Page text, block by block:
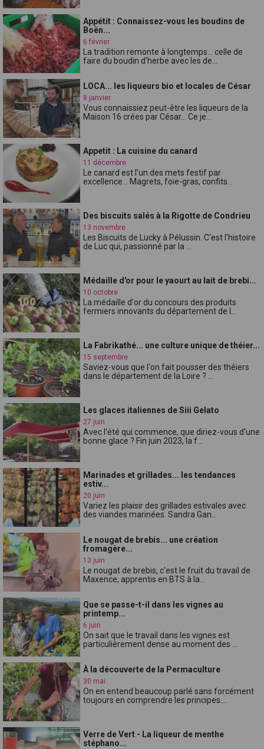
Appétit : Connaissez-vous les boudins de
Boën...
6 février
La tradition remonte à longtemps... celle de
faire du boudin d'herbe avec les de...
LOCA... les liqueurs bio et locales de César
8 janvier
Vous connaissiez peut-être les liqueurs de la
Maison 16 crées par César... Ce je...
Appetit : La cuisine du canard
11 décembre
Le canard est l'un des mets festif par
excellence... Magrets, foie-gras, confits...
Des biscuits salés à la Rigotte de Condrieu
13 novembre
Les Biscuits de Lucky à Pélussin. C'est l'histoire
de Luc qui, passionné par la ...
Médaille d'or pour le yaourt au lait de brebi...
10 octobre
La médaille d'or du concours des produits
fermiers innovants du département de l...
La Fabrikathé... une culture unique de théier...
15 septembre
Saviez-vous que l'on fait pousser des théiers
dans le département de la Loire ? ...
Les glaces italiennes de Siii Gelato
27 juin
Avec l'été qui commence, que diriez-vous d'une
bonne glace ? Fin juin 2023, la f...
Marinades et grillades... les tendances
estiv...
20 juin
Variez les plaisir des grillades estivales avec
des viandes marinées. Sandra Gan...
Le nougat de brebis... une création
fromagère...
13 juin
Le nougat de brebis, c'est le fruit du travail de
Maxence, apprentis en BTS à la...
Que se passe-t-il dans les vignes au
printemp...
6 juin
On sait que le travail dans les vignes est
particulièrement dense au moment des ...
À la découverte de la Permaculture
30 mai
On en entend beaucoup parlé sans forcément
toujours en comprendre les principes....
Verre de Vert - La liqueur de menthe
stéphano...